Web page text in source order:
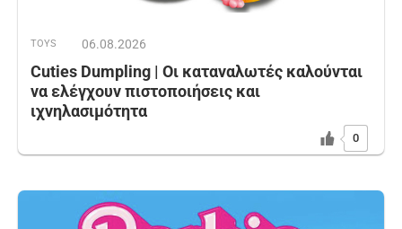
TOYS 06.08.2026
Cuties Dumpling | Οι καταναλωτές καλούνται
να ελέγχουν πιστοποιήσεις και
ιχνηλασιμότητα
0